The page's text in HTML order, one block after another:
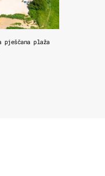
pješčana plaža